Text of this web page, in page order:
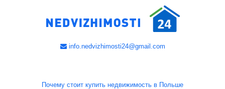
info.nedvizhimosti24@gmail.com
Почему стоит купить недвижимость в Польше